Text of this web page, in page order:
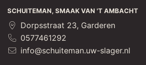
SCHUITEMAN, SMAAK VAN 'T AMBACHT
Dorpsstraat 23, Garderen
0577461292
info@schuiteman.uw-slager.nl